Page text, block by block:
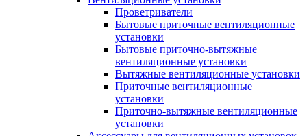
Проветриватели
Бытовые приточные вентиляционные
установки
Бытовые приточно-вытяжные
вентиляционные установки
Вытяжные вентиляционные установки
Приточные вентиляционные
установки
Приточно-вытяжные вентиляционные
установки